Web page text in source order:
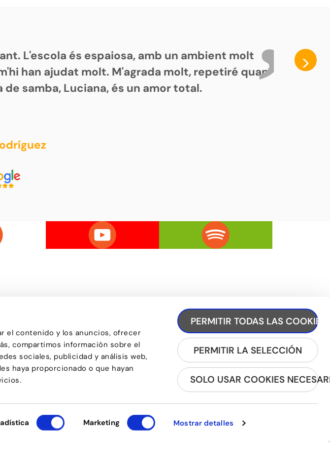
el contenido y los anuncios, ofrecer
compartimos información sobre el
sociales, publicidad y análisis web,
haya proporcionado o que hayan
Marketing Mostrar detalles
PERMITIR TODAS LAS COOKIES
PERMITIR LA SELECCIÓN
SOLO USAR COOKIES
L'escola és espaiosa, amb un ambient molt
han ajudat molt. M'agrada molt, repetiré quan
samba, Luciana, és un amor total.
>
08013 – Barcelona
932 471 602/ 680 455 807
REGISTRA'T A LA NEWSLETTER